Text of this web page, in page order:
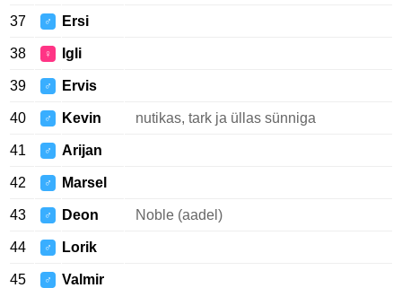
37 ♂ Ersi
38 ♀ Igli
39 ♂ Ervis
40 ♂ Kevin nutikas, tark ja üllas sünniga
41 ♂ Arijan
42 ♂ Marsel
43 ♂ Deon Noble (aadel)
44 ♂ Lorik
45 ♂ Valmir